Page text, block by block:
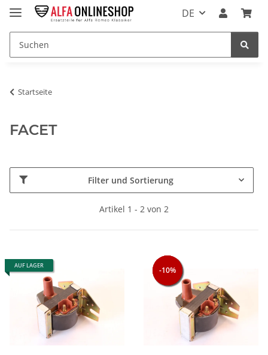
DE
Startseite
FACET
Filter und Sortierung
Artikel 1 - 2 von 2
AUF LAGER -10%
-10%
-10%